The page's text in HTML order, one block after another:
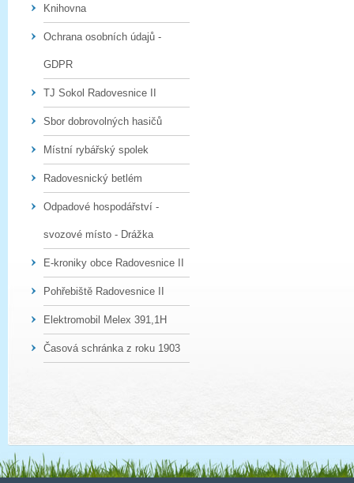
Knihovna
Ochrana osobních údajů -
GDPR
TJ Sokol Radovesnice II
Sbor dobrovolných hasičů
Místní rybářský spolek
Radovesnický betlém
Odpadové hospodářství -
svozové místo - Drážka
E-kroniky obce Radovesnice II
Pohřebiště Radovesnice II
Elektromobil Melex 391,1H
Časová schránka z roku 1903